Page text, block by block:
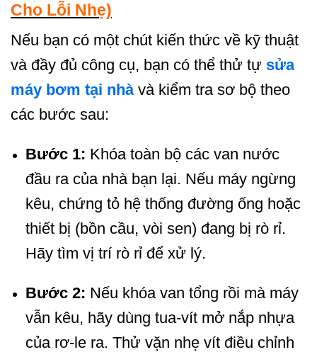
Cho Lỗi Nhẹ)
Nếu bạn có một chút kiến thức về kỹ thuật
và đầy đủ công cụ, bạn có thể thử tự sửa
máy bơm tại nhàvà kiểm tra sơ bộ theo
các bước sau:
Bước 1: Khóa toàn bộ các van nước
đầu ra của nhà bạn lại. Nếu máy ngừng
kêu, chứng tỏ hệ thống đường ống hoặc
thiết bị (bồn cầu, vòi sen) đang bị rò rỉ.
Hãy tìm vị trí rò rỉ để xử lý.
Bước 2: Nếu khóa van tổng rồi mà máy
vẫn kêu, hãy dùng tua-vít mở nắp nhựa
của rơ-le ra. Thử vặn nhẹ vít điều chỉnh